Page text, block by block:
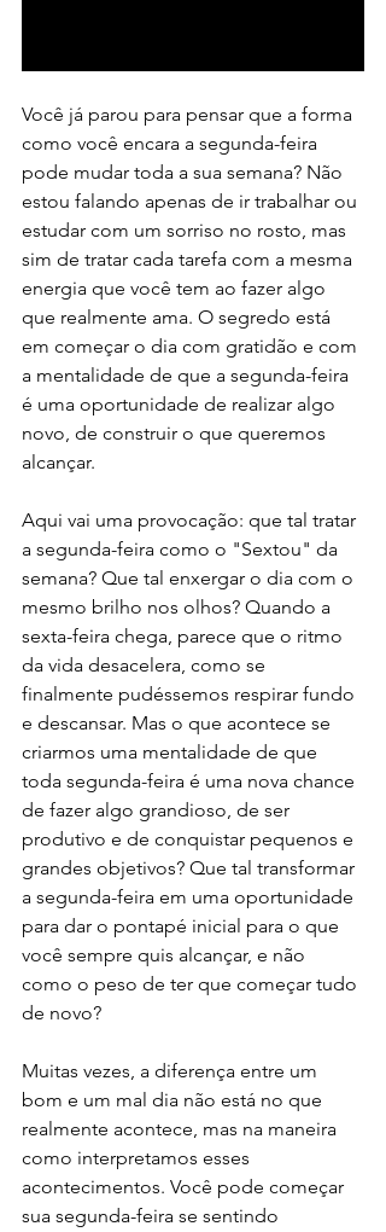
Você já parou para pensar que a forma
como você encara a segunda-feira
pode mudar toda a sua semana? Não
estou falando apenas de ir trabalhar ou
estudar com um sorriso no rosto, mas
sim de tratar cada tarefa com a mesma
energia que você tem ao fazer algo
que realmente ama. O segredo está
em começar o dia com gratidão e com
a mentalidade de que a segunda-feira
é uma oportunidade de realizar algo
novo, de construir o que queremos
alcançar.
Aqui vai uma provocação: que tal tratar
a segunda-feira como o "Sextou" da
semana? Que tal enxergar o dia com o
mesmo brilho nos olhos? Quando a
sexta-feira chega, parece que o ritmo
da vida desacelera, como se
finalmente pudéssemos respirar fundo
e descansar. Mas o que acontece se
criarmos uma mentalidade de que
toda segunda-feira é uma nova chance
de fazer algo grandioso, de ser
produtivo e de conquistar pequenos e
grandes objetivos? Que tal transformar
a segunda-feira em uma oportunidade
para dar o pontapé inicial para o que
você sempre quis alcançar, e não
como o peso de ter que começar tudo
de novo?
Muitas vezes, a diferença entre um
bom e um mal dia não está no que
realmente acontece, mas na maneira
como interpretamos esses
acontecimentos. Você pode começar
sua segunda-feira se sentindo